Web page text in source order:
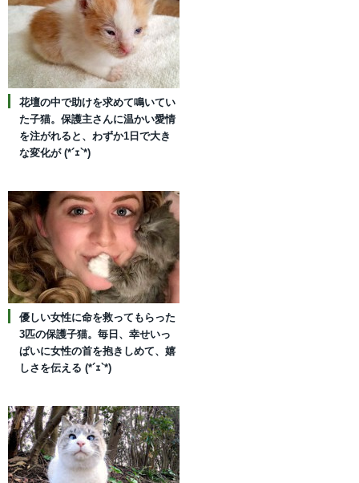
花壇の中で助けを求めて鳴いてい
た子猫。保護主さんに温かい愛情
を注がれると、わずか1日で大き
な変化が (*´ｪ`*)
優しい女性に命を救ってもらった
3匹の保護子猫。毎日、幸せいっ
ぱいに女性の首を抱きしめて、嬉
しさを伝える (*´ｪ`*)